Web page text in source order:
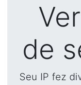
de
Seu IP fez